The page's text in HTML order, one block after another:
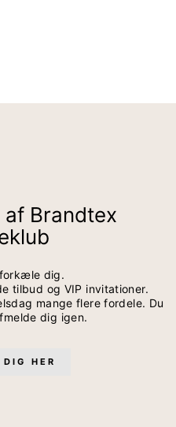
af Brandtex
dig.
tilbud og VIP invitationer.
mange flere fordele. Du
dig igen.
HER